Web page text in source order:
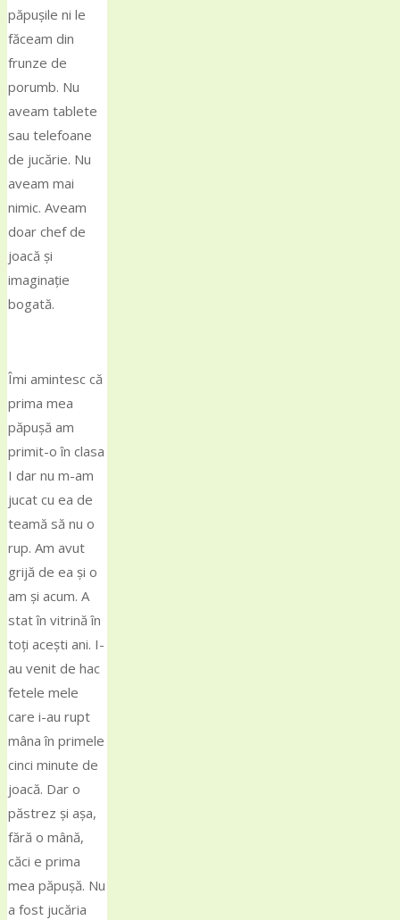
păpușile ni le
făceam din
frunze de
porumb. Nu
aveam tablete
sau telefoane
de jucărie. Nu
aveam mai
nimic. Aveam
doar chef de
joacă și
imaginație
bogată.
Îmi amintesc că
prima mea
păpușă am
primit-o în clasa
I dar nu m-am
jucat cu ea de
teamă să nu o
rup. Am avut
grijă de ea și o
am și acum. A
stat în vitrină în
toți acești ani. I-
au venit de hac
fetele mele
care i-au rupt
mâna în primele
cinci minute de
joacă. Dar o
păstrez și așa,
fără o mână,
căci e prima
mea păpușă. Nu
a fost jucăria